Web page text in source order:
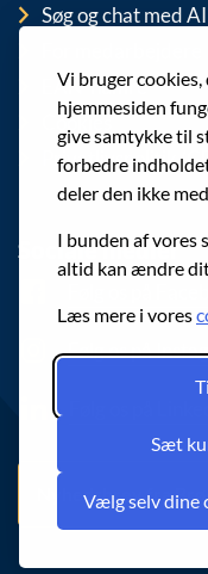
Vi bruger
hjemmesiden
give samtykke til
forbedre
deler den ikke
I bunden af vores
altid kan ændre
Læs mere i vores
Sæt
Vælg selv dine
Søg og chat med AI
EAN-numre
Cookies
Privatlivspolitik
Sociale medier
Følg os på
Nyhedsbrev fra